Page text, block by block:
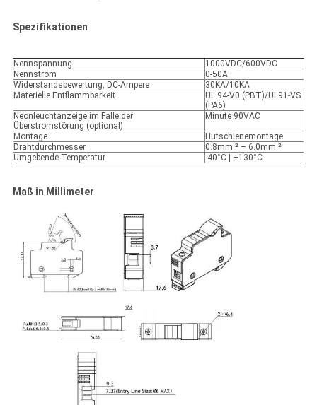
Spezifikationen
Nennspannung
1000VDC/600VDC
Nennstrom
0-50A
Widerstandsbewertung, DC-Ampere
30KA/10KA
Materielle Entflammbarkeit
UL 94-V0 (PBT)/UL91-VS
(PA6)
Neonleuchtanzeige im Falle der
Überstromstörung (optional)
Minute 90VAC
Montage
Hutschienemontage
Drahtdurchmesser
0.8mm ² – 6.0mm ²
Umgebende Temperatur
-40°C | +130°C
Maß in Millimeter